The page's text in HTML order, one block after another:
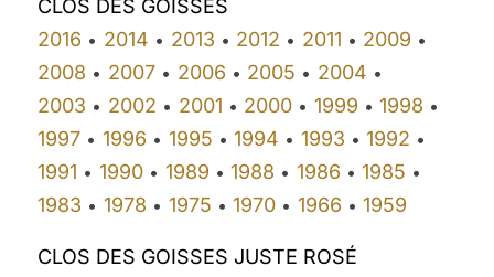
CLOS DES GOISSES
2016 • 2014 • 2013 • 2012 • 2011 • 2009 •
2008 • 2007• 2006 • 2005 • 2004 •
2003 • 2002 • 2001 • 2000 • 1999 • 1998 •
1997 • 1996 • 1995 • 1994 • 1993 • 1992 •
1991 • 1990• 1989 • 1988 • 1986 • 1985 •
1983 • 1978 • 1975 • 1970 • 1966 • 1959
CLOS DES GOISSES JUSTE ROSÉ